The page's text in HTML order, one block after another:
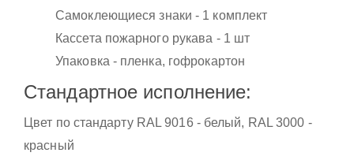
Самоклеющиеся знаки - 1 комплект
Кассета пожарного рукава - 1 шт
Упаковка - пленка, гофрокартон
Стандартное исполнение:
Цвет по стандарту RAL 9016 - белый, RAL 3000 -
красный